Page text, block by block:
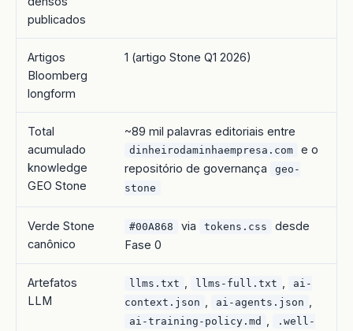
publicados
Artigos
Bloomberg
longform
1 (artigo Stone Q1 2026)
Total
acumulado
knowledge
GEO Stone
~89 mil palavras editoriais entre
dinheirodaminhaempresa.com
e o
repositório de governança
geo-
stone
Verde Stone
canônico
#00A868 via tokens.css
desde
Fase 0
Artefatos
LLM
llms.txt llms-full.txt
ai-
context.json
ai-agents.json
ai-training-policy.md
.well-